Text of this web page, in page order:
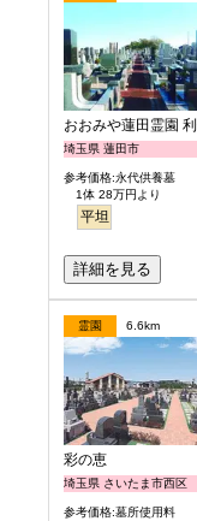
おおみや蓮田霊園
埼玉県 蓮田市
参考価格:永代供養墓
1体 28万円より
平坦
詳細を見る
霊園 6.6km
彩の恵
埼玉県 さいたま市西区
参考価格:墓所使用料